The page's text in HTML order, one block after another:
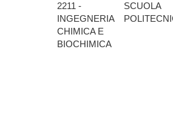
2211 -
INGEGNERIA
CHIMICA E
BIOCHIMICA
SCUOLA